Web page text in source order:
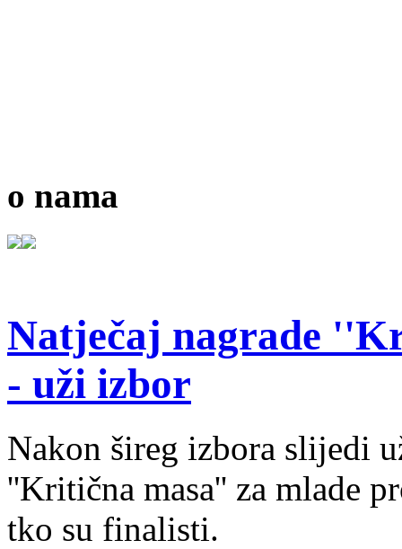
o nama
Natječaj nagrade
- uži izbor
Nakon šireg izbora slijedi
''Kritična masa'' za mlade
tko su finalisti.